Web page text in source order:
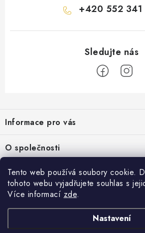
Tento web používá soubory cookie.
tohoto webu vyjadřujete souhlas s
Více informací zde.
Nastavení
+420 552 341
p
a
t
Informace pro vás
Podmínky ochrany osobních údajů
Reklamace
Vrácení zboží
O společnosti
O nás
Kontakt
AirsoftMorava.cz
AirsoftMorava s.r.o.
T. G. Masaryka 463
73801 Frýdek-Místek
Nákupní košík
0KS /0 KČ